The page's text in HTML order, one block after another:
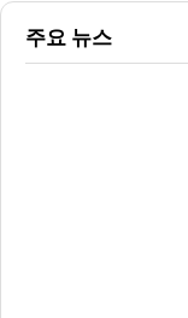
주요 뉴스